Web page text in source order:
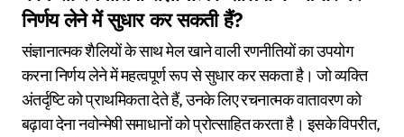
निर्णय लेने में सुधार कर सकती हैं?
संज्ञानात्मक शैलियों के साथ मेल खाने वाली रणनीतियों का उपयोग
करना निर्णय लेने में महत्वपूर्ण रूप से सुधार कर सकता है। जो व्यक्ति
अंतर्दृष्टि को प्राथमिकता देते हैं, उनके लिए रचनात्मक वातावरण को
बढ़ावा देना नवोन्मेषी समाधानों को प्रोत्साहित करता है। इसके विपरीत,